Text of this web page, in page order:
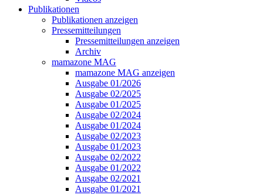
Publikationen
Publikationen anzeigen
Pressemitteilungen
Pressemitteilungen anzeigen
Archiv
mamazone MAG
mamazone MAG anzeigen
Ausgabe 01/2026
Ausgabe 02/2025
Ausgabe 01/2025
Ausgabe 02/2024
Ausgabe 01/2024
Ausgabe 02/2023
Ausgabe 01/2023
Ausgabe 02/2022
Ausgabe 01/2022
Ausgabe 02/2021
Ausgabe 01/2021